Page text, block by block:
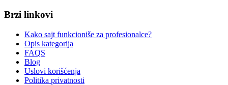
Brzi linkovi
Kako sajt funkcioniše za profesionalce?
Opis kategorija
FAQS
Blog
Uslovi korišćenja
Politika privatnosti